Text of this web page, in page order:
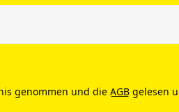
genommen und die AGB gelesen